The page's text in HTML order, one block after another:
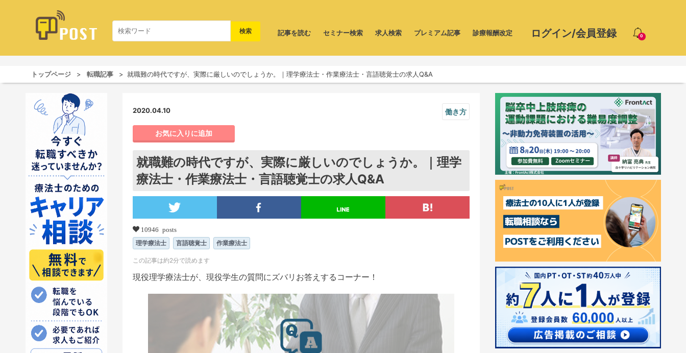
0
ログイン/会員登録
記事を読む セミナー検索 求人検索 プレミアム記事 診療報酬改定
トップページ 転職記事 就職難の時代ですが、実際に厳しいのでしょうか。｜理学療法士・作業療法士・言語聴覚士の求人Q&A
2020.04.10 働き方
お気に入りに追加
就職難の時代ですが、実際に厳しいのでしょうか。｜理学
療法士・作業療法士・言語聴覚士の求人Q&A
10946 posts
理学療法士 言語聴覚士 作業療法士
この記事は約2分で読めます
現役理学療法士が、現役学生の質問にズバリお答えするコーナー！